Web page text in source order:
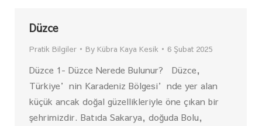
Düzce
Pratik Bilgiler By Kübra Kaya Kesik 6 Şubat 2025
Düzce 1- Düzce Nerede Bulunur? Düzce,
Türkiye’nin Karadeniz Bölgesi’nde yer alan
küçük ancak doğal güzellikleriyle öne çıkan bir
şehrimizdir. Batıda Sakarya, doğuda Bolu,